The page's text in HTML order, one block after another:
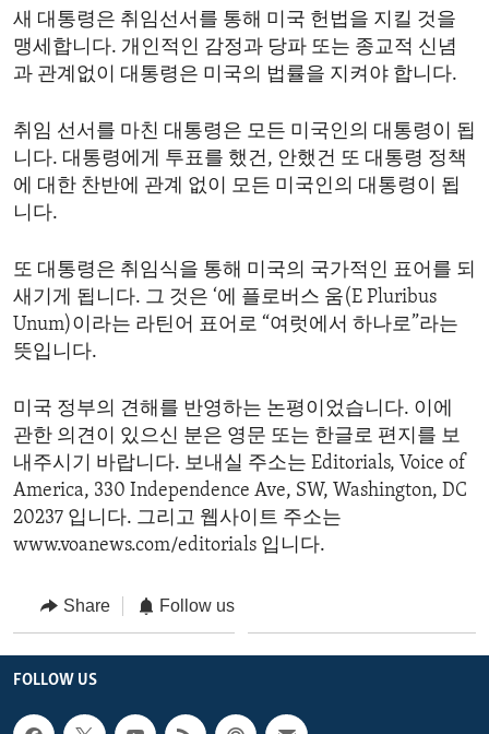
새 대통령은 취임선서를 통해 미국 헌법을 지킬 것을
맹세합니다. 개인적인 감정과 당파 또는 종교적 신념
과 관계없이 대통령은 미국의 법률을 지켜야 합니다.
취임 선서를 마친 대통령은 모든 미국인의 대통령이 됩
니다. 대통령에게 투표를 했건, 안했건 또 대통령 정책
에 대한 찬반에 관계 없이 모든 미국인의 대통령이 됩
니다.
또 대통령은 취임식을 통해 미국의 국가적인 표어를 되
새기게 됩니다. 그 것은 ‘에 플로버스 움(E Pluribus
Unum)이라는 라틴어 표어로 “여럿에서 하나로”라는
뜻입니다.
미국 정부의 견해를 반영하는 논평이었습니다. 이에
관한 의견이 있으신 분은 영문 또는 한글로 편지를 보
내주시기 바랍니다. 보내실 주소는 Editorials, Voice of
America, 330 Independence Ave, SW, Washington, DC
20237 입니다. 그리고 웹사이트 주소는
www.voanews.com/editorials 입니다.
Share Follow us
FOLLOW US